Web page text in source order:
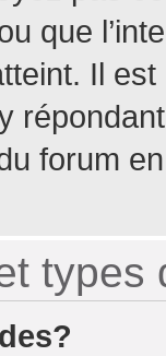
que
Il
forum
types